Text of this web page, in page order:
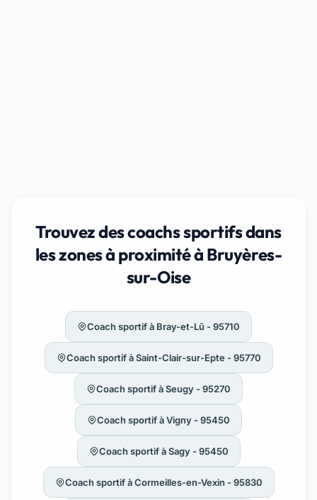
Trouvez des coachs sportifs dans
les zones à proximité à Bruyères-
sur-Oise
Coach sportif à Bray-et-Lû - 95710
Coach sportif à Saint-Clair-sur-Epte - 95770
Coach sportif à Seugy - 95270
Coach sportif à Vigny - 95450
Coach sportif à Sagy - 95450
Coach sportif à Cormeilles-en-Vexin - 95830